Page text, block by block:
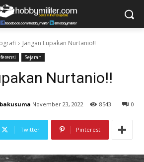
Jangan Lupakan Nurtanio!!
Sejarah
Nurtanio!!
November 23, 2022 0
8543
Twitter Pinterest